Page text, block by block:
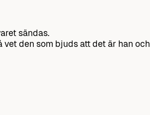
sändas.
vet den som bjuds att det är han och